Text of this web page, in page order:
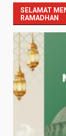
SELAMAT
RAMADHAN